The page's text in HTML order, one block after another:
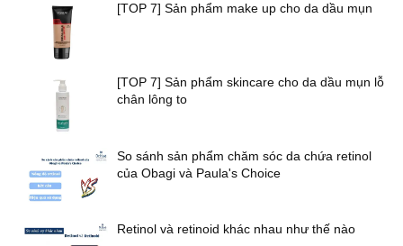
[TOP 7] Sản phẩm make up cho da dầu mụn
[TOP 7] Sản phẩm skincare cho da dầu mụn lỗ
chân lông to
So sánh sản phẩm chăm sóc da chứa retinol
của Obagi và Paula's Choice
Retinol và retinoid khác nhau như thế nào